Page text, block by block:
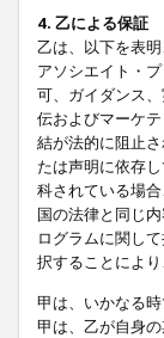
4. 乙による保証
乙は、以下を表
アソシエイト・
可、ガイダンス
伝およびマーケ
結が法的に阻止
たは声明に依存
科されている場
国の法律と同じ
ログラムに関し
択することによ
甲は、いかなる
甲は、乙が自身